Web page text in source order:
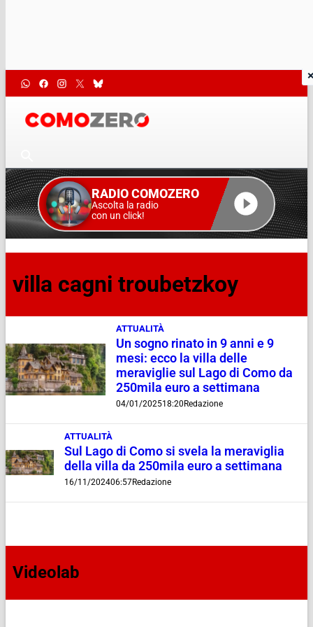
RADIO COMOZERO
Ascolta la radio
con un click!
villa cagni troubetzkoy
ATTUALITÀ
Un sogno rinato in 9 anni e 9
mesi: ecco la villa delle
meraviglie sul Lago di Como da
250mila euro a settimana
04/01/202518:20Redazione
ATTUALITÀ
Sul Lago di Como si svela la meraviglia
della villa da 250mila euro a settimana
16/11/202406:57Redazione
Videolab